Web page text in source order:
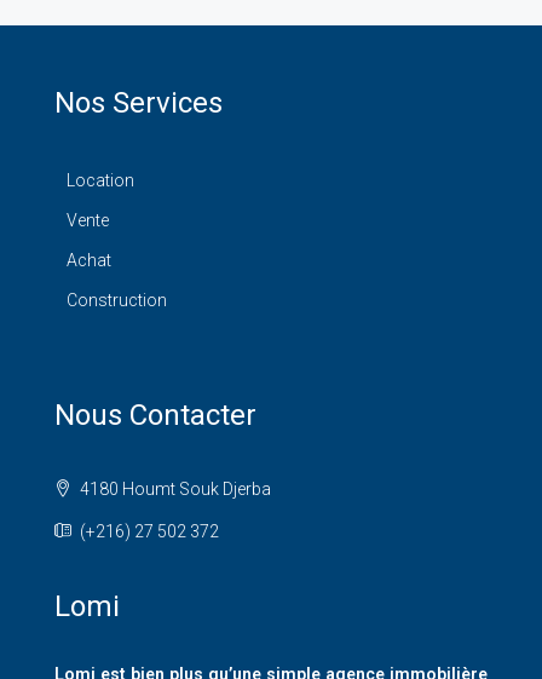
Nos Services
Location
Vente
Achat
Construction
Nous Contacter
4180 Houmt Souk Djerba
(+216) 27 502 372
Lomi
Lomi est bien plus qu’une simple agence immobilière